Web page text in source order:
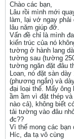
Chào các bạn,
Lâu rồi mình mới
làm, lại vớ ngay phải
lâu năm giúp đỡ.
Vấn đề chỉ là mình
kiến trúc của nó
tường ở hành lang
tường sau (tường
tường ngăn đặt đâu
Loan, nó đặt sàn
(phương ngắn) và
đại loại thế. Mấy
ầm ầm vì đặt thép
nào cả), không biết
tải tường vào đâu
đc??
Vì thế mong các bạn
Híc, đa tạ vô cùng